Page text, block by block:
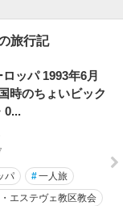
旅行記
ッパ 1993年6月
時のちょいビック
0...
パ #一人旅
エステヴェ教区教会